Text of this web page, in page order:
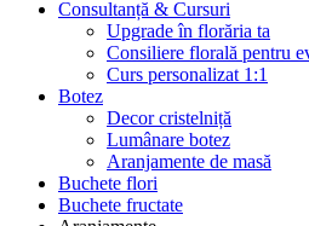
Consultanță & Cursuri
Upgrade în florăria ta
Consiliere florală pentru
Curs personalizat 1:1
Botez
Decor cristelniță
Lumânare botez
Aranjamente de masă
Buchete flori
Buchete fructate